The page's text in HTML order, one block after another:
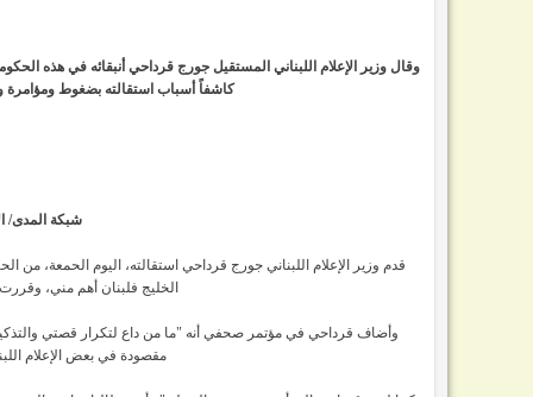
وقال وزير الإعلام اللبناني المستقيل جورج قرداحي أنبقائه في هذه
كاشفاً أسباب استقالته بضغوط ومؤامرة
شبكة المدى/
قدم وزير الإعلام اللبناني جورج قرداحي استقالته، اليوم الحمعة، من
الخليج فلبنان أهم مني،
وأضاف قرداحي في مؤتمر صحفي أنه "ما من داع لتكرار قصتي
مقصودة في بعض الإعلام